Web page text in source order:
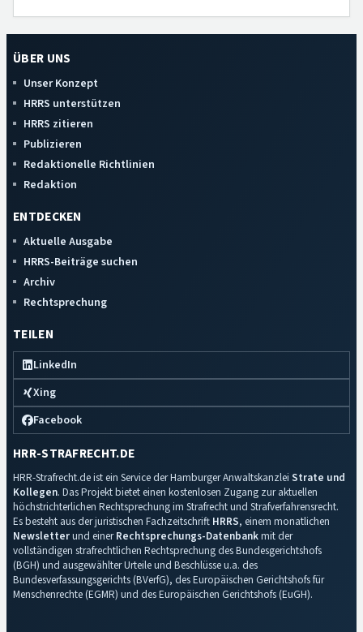
ÜBER UNS
Unser Konzept
HRRS unterstützen
HRRS zitieren
Publizieren
Redaktionelle Richtlinien
Redaktion
ENTDECKEN
Aktuelle Ausgabe
HRRS-Beiträge suchen
Archiv
Rechtsprechung
TEILEN
LinkedIn
Xing
Facebook
HRR-STRAFRECHT.DE
HRR-Strafrecht.de ist ein Service der Hamburger Anwaltskanzlei Strate und
Kollegen. Das Projekt bietet einen kostenlosen Zugang zur aktuellen
höchstrichterlichen Rechtsprechung im Strafrecht und Strafverfahrensrecht.
Es besteht aus der juristischen Fachzeitschrift HRRS, einem monatlichen
Newsletterund einerRechtsprechungs-Datenbankmit der
vollständigen strafrechtlichen Rechtsprechung des Bundesgerichtshofs
(BGH) und ausgewählter Urteile und Beschlüsse u.a. des
Bundesverfassungsgerichts (BVerfG), des Europäischen Gerichtshofs für
Menschenrechte (EGMR) und des Europäischen Gerichtshofs (EuGH).